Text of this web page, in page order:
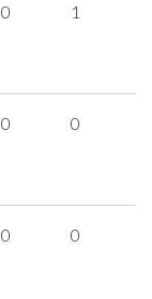
0 1
0 0
0 0